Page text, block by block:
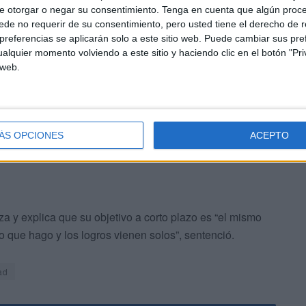
otorgar o negar su consentimiento. Tenga en cuenta que algún
no requerir de su consentimiento, pero usted tiene el derecho de
se aplicarán solo a este sitio web. Puede cambiar sus
momento volviendo a este sitio y haciendo clic en el botón
OPCIONES ACEPTO
Universidad de Granadaen la disciplina de
marzo alcanzó cuatro oros y una plata en el
Abdeselam se llevó las preseas de oro en 50m,
La medalla de plata la consiguió en la modalidad
el récord andaluz universitario en la modalidad
y explica que su objetivo a corto plazo es “el mismo
que hago y los logros vienen solos”, sentenció.